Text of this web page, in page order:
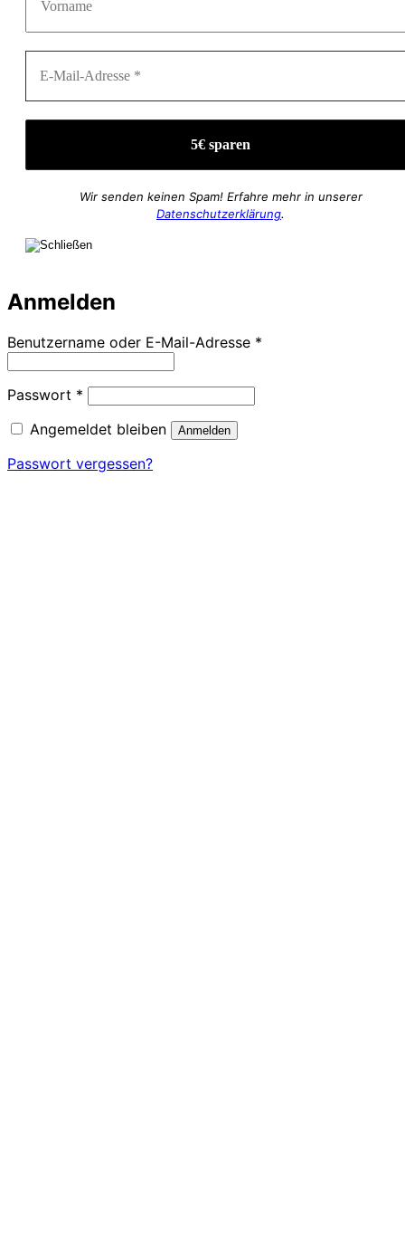
Wir senden keinen Spam! Erfahre mehr in unserer
Datenschutzerklärung.
Anmelden
Benutzername oder E-Mail-Adresse *
Passwort * Erforderlich
Angemeldet bleiben
Anmelden
Passwort vergessen?